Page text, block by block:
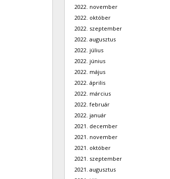
2022. november
2022. október
2022. szeptember
2022. augusztus
2022. július
2022. június
2022. május
2022. április
2022. március
2022. február
2022. január
2021. december
2021. november
2021. október
2021. szeptember
2021. augusztus